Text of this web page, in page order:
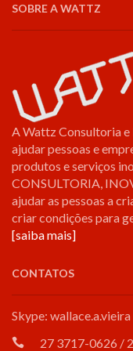
SOBRE A WATTZ
A Wattz Consultoria e
ajudar pessoas e
produtos e serviços
CONSULTORIA,
ajudar as pessoas a
criar condições para
[saiba mais]
CONTATOS
Skype: wallace.a.vieira
27 3717-0626 /